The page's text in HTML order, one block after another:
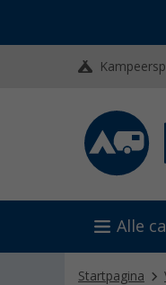
Alle
Startpagina